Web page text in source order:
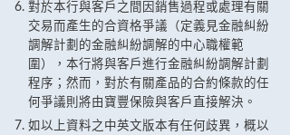
對於本行與客戶之間因銷售過程或處理有關
交易而產生的合資格爭議（定義見金融糾紛
調解計劃的金融糾紛調解的中心職權範
圍），本行將與客戶進行金融糾紛調解計劃
程序；然而，對於有關產品的合約條款的任
何爭議則將由寶豐保險與客戶直接解決。
如以上資料之中英文版本有任何歧異，概以